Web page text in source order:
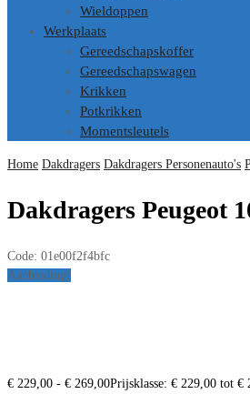
Wieldoppen
Werkplaats
Gereedschapskoffer
Gereedschapswagen
Krikken
Potkrikken
Momentsleutels
Home Dakdragers Dakdragers Personenauto's
Dakdragers Peugeot
Code: 01e00f2f4bfc
Aanbieding!
€ 229,00 - € 269,00Prijsklasse: € 229,00 tot €